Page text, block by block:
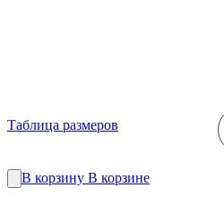
Таблица размеров
В корзину В корзине